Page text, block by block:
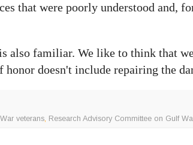
that were poorly understood and,
also familiar. We like to think that
doesn't include repairing the
veterans Research Advisory Committee on Gulf